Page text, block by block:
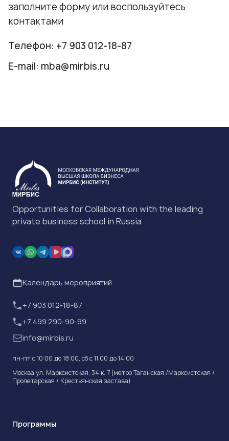
заполните форму или воспользуйтесь
контактами
Телефон: +7 903 012-18-87
E-mail: mba@mirbis.ru
Opportunities for Collaboration with the leading
private business school in Russia
Календарь мероприятий
+7 903 012-18-87
+7 499 290-90-99
info@mirbis.ru
пн-пт с 10:00 до 18:00, cб с 11:00 до 14:00
Москва,ул. Марксистская, 34 к. 7 (метро Таганская /Марксистская /
Пролетарская / Крестьянская застава)
Программы